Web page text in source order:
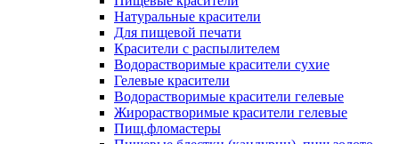
Натуральные красители
Для пищевой печати
Красители с распылителем
Водорастворимые красители сухие
Гелевые красители
Водорастворимые красители гелевые
Жирорастворимые красители гелевые
Пищ.фломастеры